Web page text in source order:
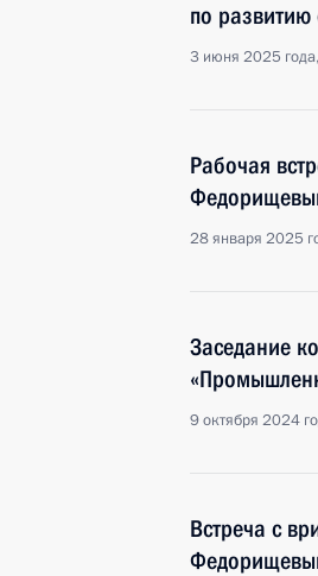
по развитию
3 июня 2025
Рабочая
28 января 2025
Заседание
9 октября 2024
Встреча с